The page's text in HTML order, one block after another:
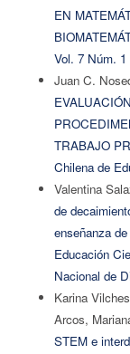
EN
Vol. 7 Núm. 1
Juan C.
TRABAJO
Chilena de
Valentina
de
enseñanza
Educación
Nacional de
Karina
Arcos,
STEM e